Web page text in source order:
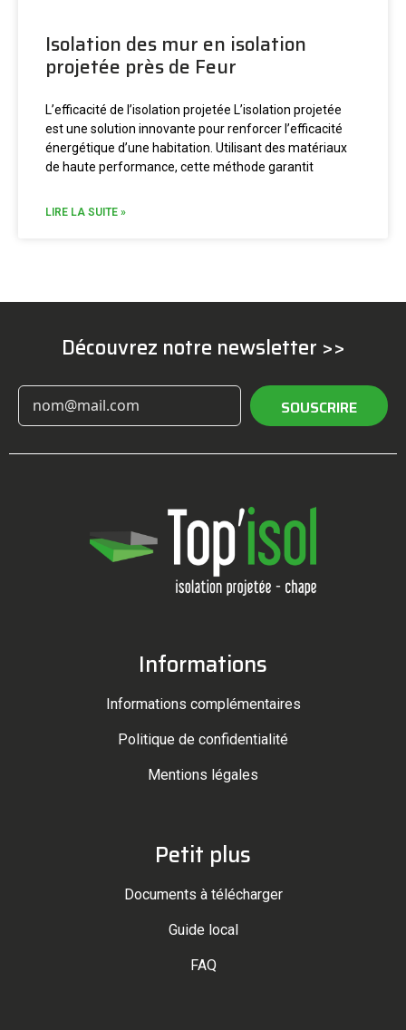
Isolation des mur en isolation
projetée près de Feur
L’efficacité de l’isolation projetée L’isolation projetée
est une solution innovante pour renforcer l’efficacité
énergétique d’une habitation. Utilisant des matériaux
de haute performance, cette méthode garantit
LIRE LA SUITE »
Découvrez notre newsletter >>
SOUSCRIRE
Informations
Informations complémentaires
Politique de confidentialité
Mentions légales
Petit plus
Documents à télécharger
Guide local
FAQ